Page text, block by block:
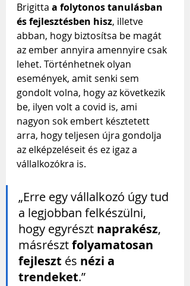
Brigitta a folytonos tanulásban
és fejlesztésben hisz, illetve
abban, hogy biztosítsa be magát
az ember annyira amennyire csak
lehet. Történhetnek olyan
események, amit senki sem
gondolt volna, hogy az következik
be, ilyen volt a covid is, ami
nagyon sok embert késztetett
arra, hogy teljesen újra gondolja
az elképzeléseit és ez igaz a
vállalkozókra is.
„Erre egy vállalkozó úgy tud
a legjobban felkészülni,
hogy egyrészt naprakész,
másrészt folyamatosan
fejleszt és nézi a
trendeket.”